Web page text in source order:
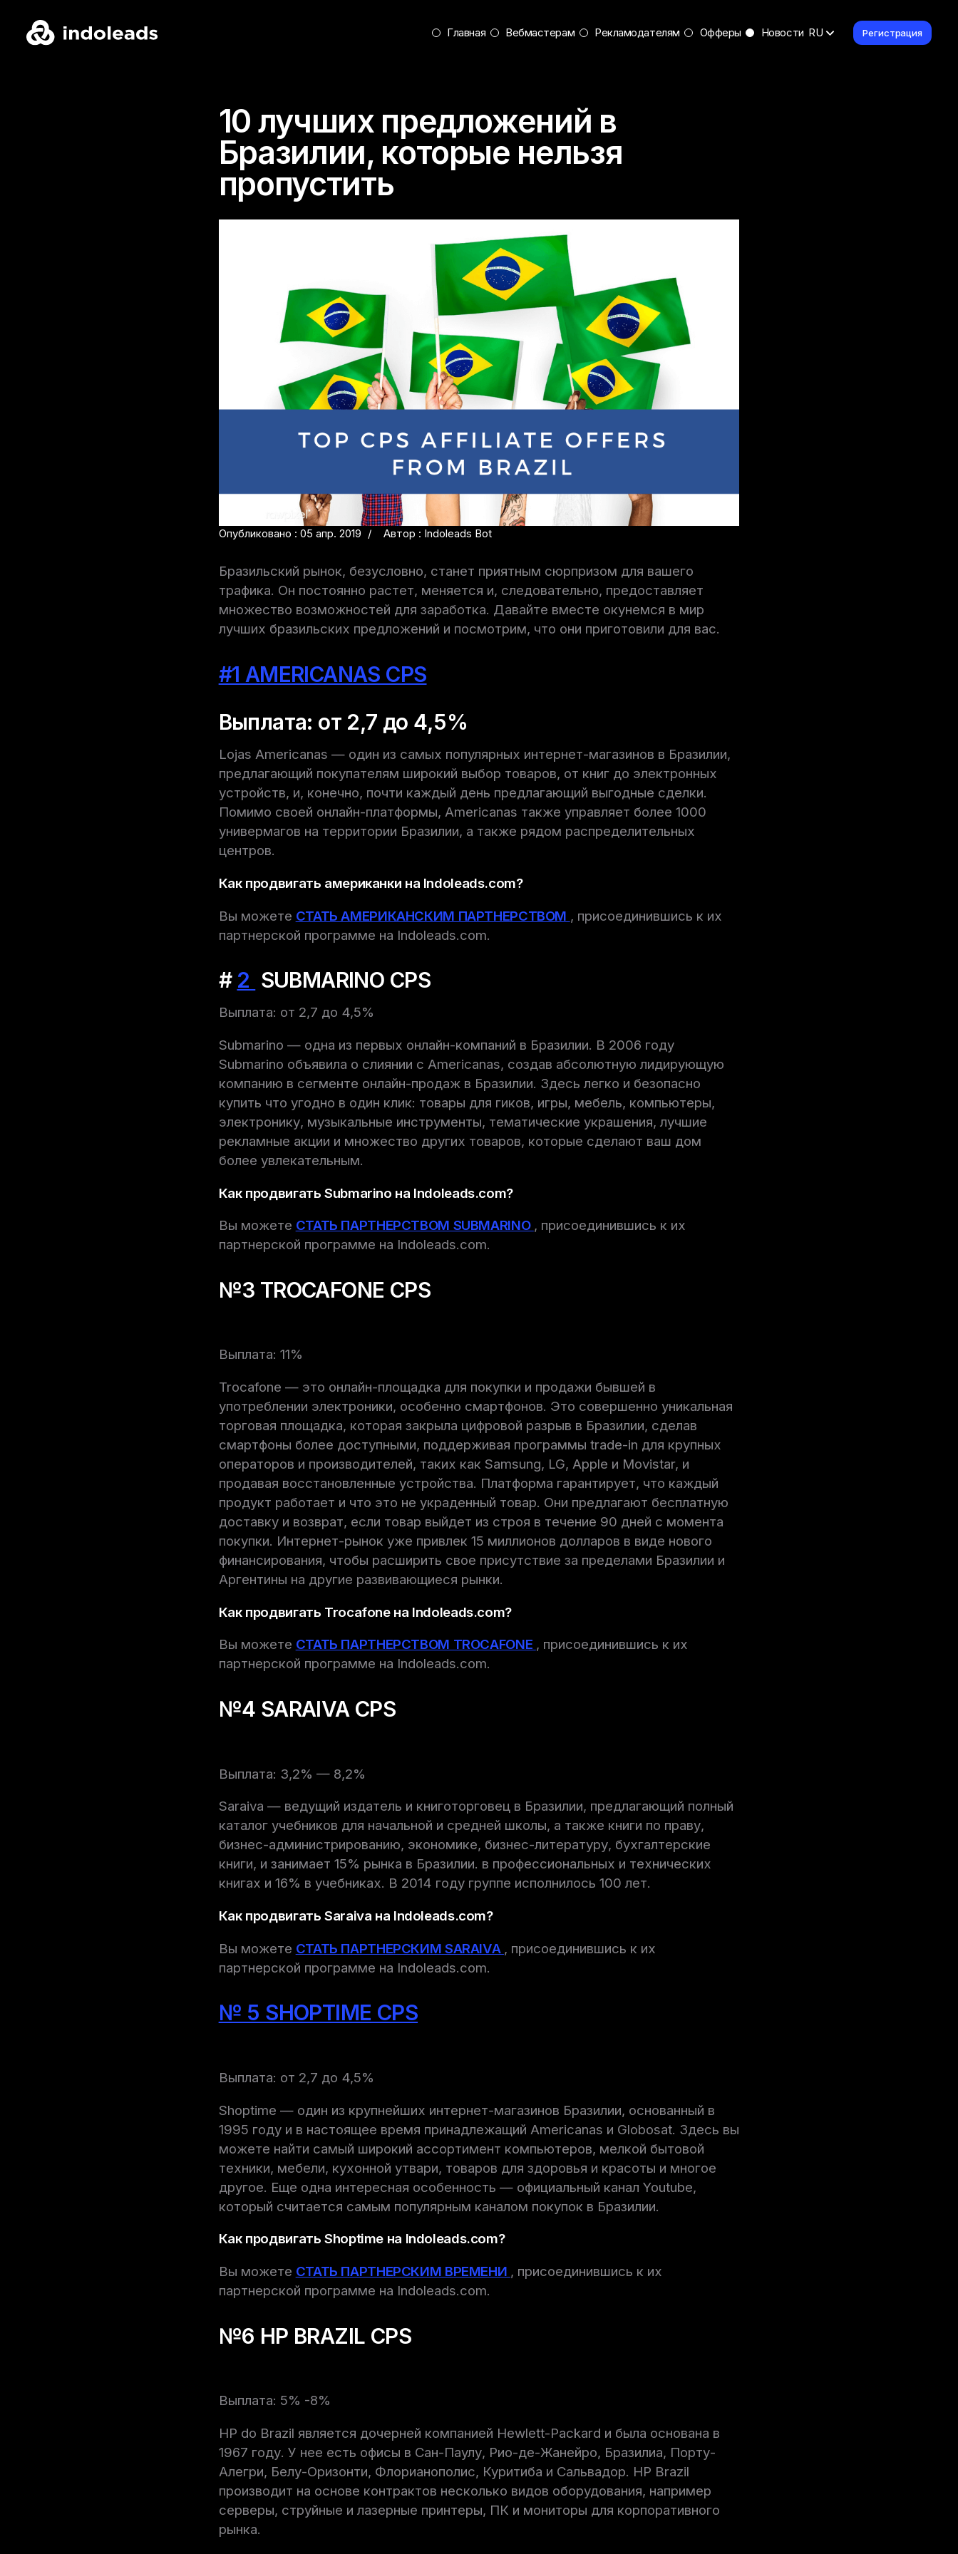
Главная Вебмастерам Рекламодателям Офферы Новости RU Регистрация
10 лучших предложений в
Бразилии, которые нельзя
пропустить
Опубликовано : 05 апр. 2019 Автор : Indoleads Bot
Бразильский рынок, безусловно, станет приятным сюрпризом для вашего
трафика. Он постоянно растет, меняется и, следовательно, предоставляет
множество возможностей для заработка. Давайте вместе окунемся в мир
лучших бразильских предложений и посмотрим, что они приготовили для вас.
#1 AMERICANAS CPS
Выплата: от 2,7 до 4,5%
Lojas Americanas — один из самых популярных интернет-магазинов в Бразилии,
предлагающий покупателям широкий выбор товаров, от книг до электронных
устройств, и, конечно, почти каждый день предлагающий выгодные сделки.
Помимо своей онлайн-платформы, Americanas также управляет более 1000
универмагов на территории Бразилии, а также рядом распределительных
центров.
Как продвигать американки на Indoleads.com?
Вы можете СТАТЬ АМЕРИКАНСКИМ ПАРТНЕРСТВОМ , присоединившись к их
партнерской программе на Indoleads.com.
# 2 SUBMARINO CPS
Выплата: от 2,7 до 4,5%
Submarino — одна из первых онлайн-компаний в Бразилии. В 2006 году
Submarino объявила о слиянии с Americanas, создав абсолютную лидирующую
компанию в сегменте онлайн-продаж в Бразилии. Здесь легко и безопасно
купить что угодно в один клик: товары для гиков, игры, мебель, компьютеры,
электронику, музыкальные инструменты, тематические украшения, лучшие
рекламные акции и множество других товаров, которые сделают ваш дом
более увлекательным.
Как продвигать Submarino на Indoleads.com?
Вы можете СТАТЬ ПАРТНЕРСТВОМ SUBMARINO , присоединившись к их
партнерской программе на Indoleads.com.
№3 TROCAFONE CPS
Выплата: 11%
Trocafone — это онлайн-площадка для покупки и продажи бывшей в
употреблении электроники, особенно смартфонов. Это совершенно уникальная
торговая площадка, которая закрыла цифровой разрыв в Бразилии, сделав
смартфоны более доступными, поддерживая программы trade-in для крупных
операторов и производителей, таких как Samsung, LG, Apple и Movistar, и
продавая восстановленные устройства. Платформа гарантирует, что каждый
продукт работает и что это не украденный товар. Они предлагают бесплатную
доставку и возврат, если товар выйдет из строя в течение 90 дней с момента
покупки. Интернет-рынок уже привлек 15 миллионов долларов в виде нового
финансирования, чтобы расширить свое присутствие за пределами Бразилии и
Аргентины на другие развивающиеся рынки.
Как продвигать Trocafone на Indoleads.com?
Вы можете СТАТЬ ПАРТНЕРСТВОМ TROCAFONE , присоединившись к их
партнерской программе на Indoleads.com.
№4 SARAIVA CPS
Выплата: 3,2% — 8,2%
Saraiva — ведущий издатель и книготорговец в Бразилии, предлагающий полный
каталог учебников для начальной и средней школы, а также книги по праву,
бизнес-администрированию, экономике, бизнес-литературу, бухгалтерские
книги, и занимает 15% рынка в Бразилии. в профессиональных и технических
книгах и 16% в учебниках. В 2014 году группе исполнилось 100 лет.
Как продвигать Saraiva на Indoleads.com?
Вы можете СТАТЬ ПАРТНЕРСКИМ SARAIVA , присоединившись к их
партнерской программе на Indoleads.com.
№ 5 SHOPTIME CPS
Выплата: от 2,7 до 4,5%
Shoptime — один из крупнейших интернет-магазинов Бразилии, основанный в
1995 году и в настоящее время принадлежащий Americanas и Globosat. Здесь вы
можете найти самый широкий ассортимент компьютеров, мелкой бытовой
техники, мебели, кухонной утвари, товаров для здоровья и красоты и многое
другое. Еще одна интересная особенность — официальный канал Youtube,
который считается самым популярным каналом покупок в Бразилии.
Как продвигать Shoptime на Indoleads.com?
Вы можете СТАТЬ ПАРТНЕРСКИМ ВРЕМЕНИ , присоединившись к их
партнерской программе на Indoleads.com.
№6 HP BRAZIL CPS
Выплата: 5% -8%
HP do Brazil является дочерней компанией Hewlett-Packard и была основана в
1967 году. У нее есть офисы в Сан-Паулу, Рио-де-Жанейро, Бразилиа, Порту-
Алегри, Белу-Оризонти, Флорианополис, Куритиба и Сальвадор. HP Brazil
производит на основе контрактов несколько видов оборудования, например
серверы, струйные и лазерные принтеры, ПК и мониторы для корпоративного
рынка.